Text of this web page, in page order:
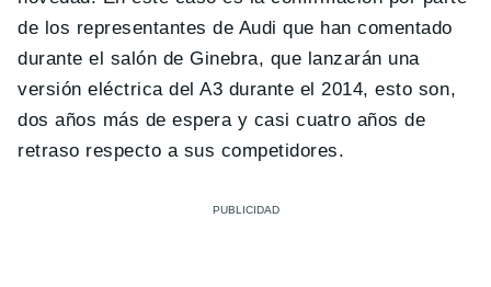
de los representantes de Audi que han comentado
durante el salón de Ginebra, que lanzarán una
versión eléctrica del A3 durante el 2014, esto son,
dos años más de espera y casi cuatro años de
retraso respecto a sus competidores.